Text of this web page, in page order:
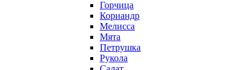
Горчица
Кориандр
Мелисса
Мята
Петрушка
Рукола